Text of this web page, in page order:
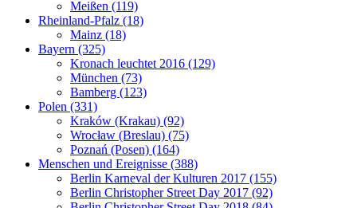
Meißen (119)
Rheinland-Pfalz (18)
Mainz (18)
Bayern (325)
Kronach leuchtet 2016 (129)
München (73)
Bamberg (123)
Polen (331)
Kraków (Krakau) (92)
Wrocław (Breslau) (75)
Poznań (Posen) (164)
Menschen und Ereignisse (388)
Berlin Karneval der Kulturen 2017 (155)
Berlin Christopher Street Day 2017 (92)